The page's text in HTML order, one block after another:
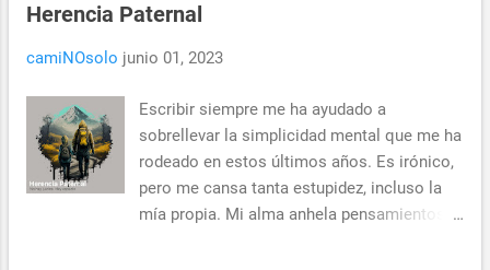
Herencia Paternal
camiNOsolo junio 01, 2023
Escribir siempre me ha ayudado a
sobrellevar la simplicidad mental que me ha
rodeado en estos últimos años. Es irónico,
pero me cansa tanta estupidez, incluso la
mía propia. Mi alma anhela pensamientos